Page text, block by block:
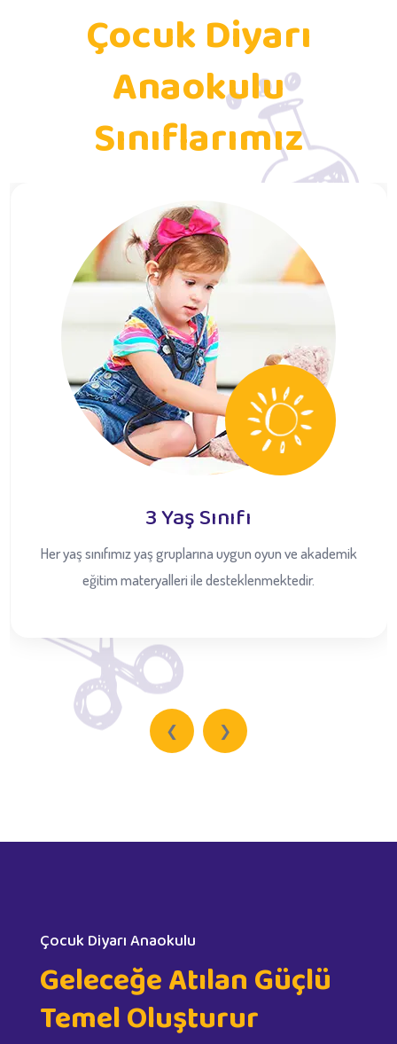
Çocuk Diyarı
Anaokulu
Sınıflarımız
3 Yaş Sınıfı
Her yaş sınıfımız yaş gruplarına uygun oyun ve akademik
eğitim materyalleri ile desteklenmektedir.
❮ ❯
Çocuk Diyarı Anaokulu
Geleceğe Atılan Güçlü
Temel Oluşturur